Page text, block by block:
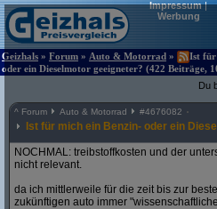
Impressum|
Werbung
Geizhals » Forum » Auto & Motorrad »
Ist für
oder ein Dieselmotor geeigneter? (422 Beiträge,
Du
^ Forum Auto & Motorrad #4676082
Ist für mich ein Benzin- oder ein
NOCHMAL: treibstoffkosten und der
nicht relevant.
da ich mittlerweile für die zeit bis zur
zukünftigen auto immer